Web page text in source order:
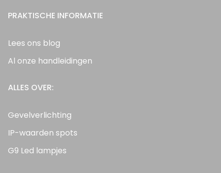
PRAKTISCHE INFORMATIE
Lees ons blog
Al onze handleidingen
ALLES OVER:
Gevelverlichting
IP-waarden spots
G9 Led lampjes